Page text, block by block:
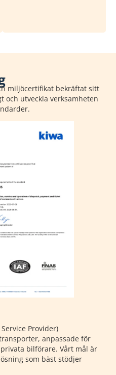
miljöcertifikat bekräftat sitt
och utveckla verksamheten
Provider)
anpassade för
bilförare. Vårt mål är
som bäst stödjer